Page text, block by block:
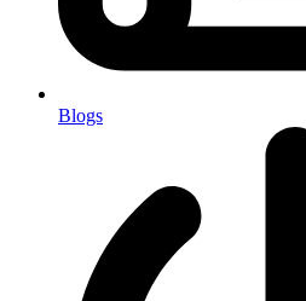
Blogs